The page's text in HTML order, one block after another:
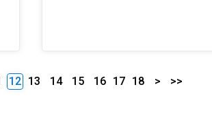
12 13 14 15 16 17 18 > >>